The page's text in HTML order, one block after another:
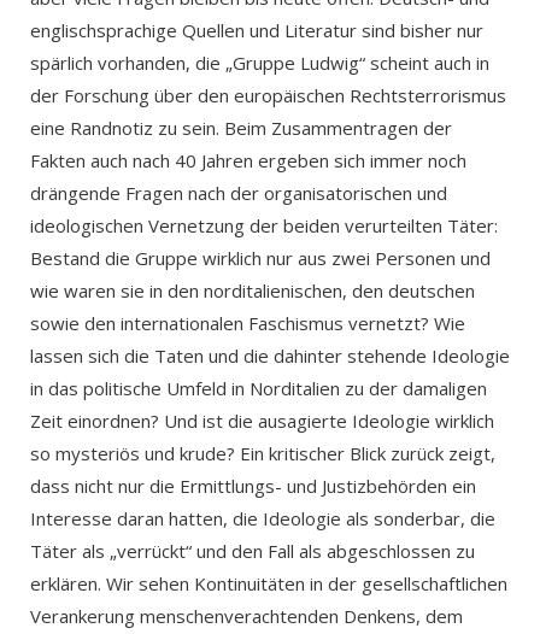
englischsprachige Quellen und Literatur sind bisher nur
spärlich vorhanden, die „Gruppe Ludwig“ scheint auch in
der Forschung über den europäischen Rechtsterrorismus
eine Randnotiz zu sein. Beim Zusammentragen der
Fakten auch nach 40 Jahren ergeben sich immer noch
drängende Fragen nach der organisatorischen und
ideologischen Vernetzung der beiden verurteilten Täter:
Bestand die Gruppe wirklich nur aus zwei Personen und
wie waren sie in den norditalienischen, den deutschen
sowie den internationalen Faschismus vernetzt? Wie
lassen sich die Taten und die dahinter stehende Ideologie
in das politische Umfeld in Norditalien zu der damaligen
Zeit einordnen? Und ist die ausagierte Ideologie wirklich
so mysteriös und krude? Ein kritischer Blick zurück zeigt,
dass nicht nur die Ermittlungs- und Justizbehörden ein
Interesse daran hatten, die Ideologie als sonderbar, die
Täter als „verrückt“ und den Fall als abgeschlossen zu
erklären. Wir sehen Kontinuitäten in der gesellschaftlichen
Verankerung menschenverachtenden Denkens, dem